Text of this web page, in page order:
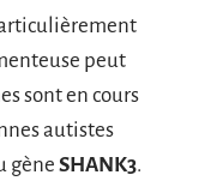
peut
sont en cours
autistes
gène SHANK3.